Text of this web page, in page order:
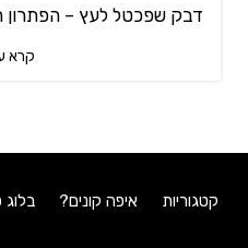
דבק שפכטל לעץ – הפתרון
קרא
קטגוריות איפה קונים?